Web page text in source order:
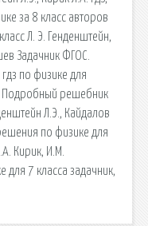
за 8 класс авторов
Л. Э. Генденштейн,
Задачник ФГОС.
по физике для
Подробный решебник
Л.Э., Кайдалов
по физике для
Кирик, И.М.
7 класса задачник,